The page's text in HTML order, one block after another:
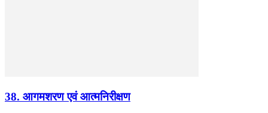
38. आगमशरण एवं आत्मनिरीक्षण